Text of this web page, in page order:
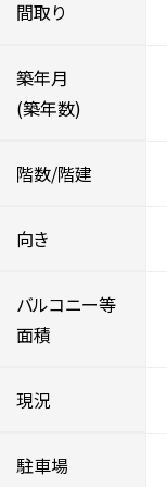
間取り
築年月
(築年数)
階数/階建
向き
バルコニー等
面積
現況
駐車場